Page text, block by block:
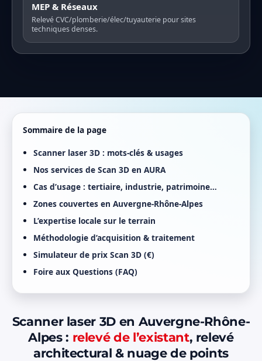
MEP & Réseaux
Relevé CVC/plomberie/élec/tuyauterie pour sites
techniques denses.
Sommaire de la page
Scanner laser 3D : mots-clés & usages
Nos services de Scan 3D en AURA
Cas d’usage : tertiaire, industrie, patrimoine…
Zones couvertes en Auvergne-Rhône-Alpes
L’expertise locale sur le terrain
Méthodologie d’acquisition & traitement
Simulateur de prix Scan 3D (€)
Foire aux Questions (FAQ)
Scanner laser 3D en Auvergne-Rhône-
Alpes : relevé de l’existant, relevé
architectural & nuage de points